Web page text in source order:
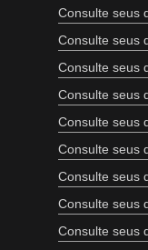
Consulte seus
Consulte seus
Consulte seus
Consulte seus
Consulte seus
Consulte seus
Consulte seus
Consulte seus
Consulte seus